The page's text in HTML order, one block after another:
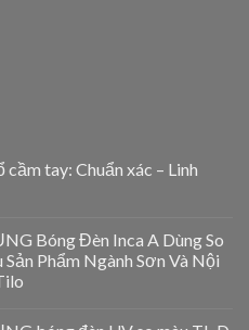
cầm tay: Chuẩn xác – Linh
Bóng Đèn Inca A Dùng So
Phẩm Ngành Sơn Và Nội